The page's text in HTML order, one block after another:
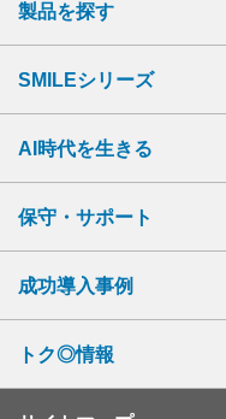
製品を探す
SMILEシリーズ
AI時代を生きる
保守・サポート
成功導入事例
トク◎情報